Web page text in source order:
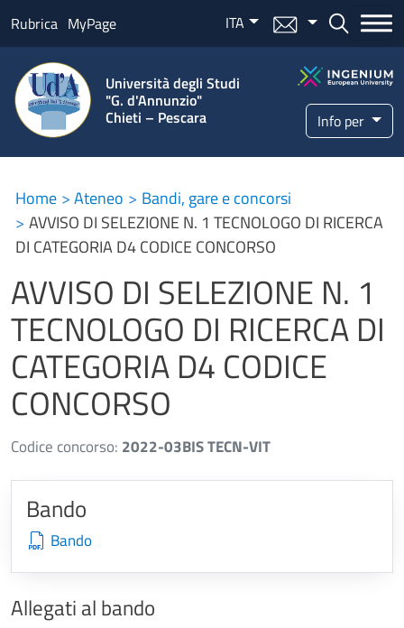
Salta al contenuto principale
Rubrica MyPage ITA Menu mail Bottone
Università degli Studi
"G. d'Annunzio"
Chieti – Pescara Info per
Home Ateneo
Bandi, gare e concorsi
AVVISO DI SELEZIONE N. 1 TECNOLOGO DI RICERCA
DI CATEGORIA D4 CODICE CONCORSO
AVVISO DI SELEZIONE N. 1
TECNOLOGO DI RICERCA DI
CATEGORIA D4 CODICE
CONCORSO
Codice concorso: 2022-03BIS TECN-VIT
Bando
Bando
Allegati al bando